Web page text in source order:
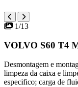
1/13
VOLVO S60 T4
Desmontagem e
limpeza da caixa e
especifico; carga de